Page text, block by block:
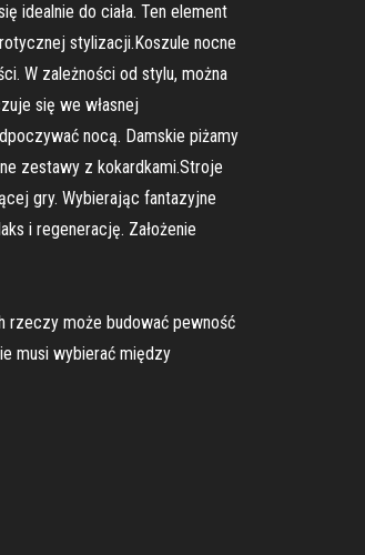
idealnie do ciała. Ten element
stylizacji.Koszule nocne
W zależności od stylu, można
się we własnej
nocą. Damskie piżamy
zestawy z kokardkami.Stroje
gry. Wybierając fantazyjne
i regenerację. Założenie
rzeczy może budować pewność
musi wybierać między